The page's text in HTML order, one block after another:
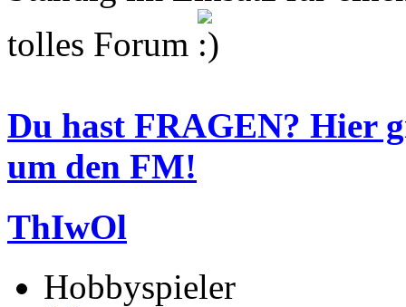
tolles Forum
Du hast FRAGEN? Hier
um den FM!
ThIwOl
Hobbyspieler